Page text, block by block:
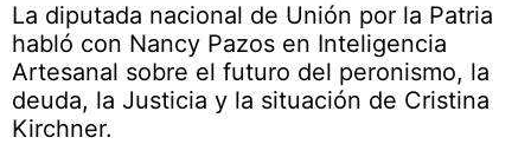
La diputada nacional de Unión por la Patria
habló con Nancy Pazos en Inteligencia
Artesanal sobre el futuro del peronismo, la
deuda, la Justicia y la situación de Cristina
Kirchner.